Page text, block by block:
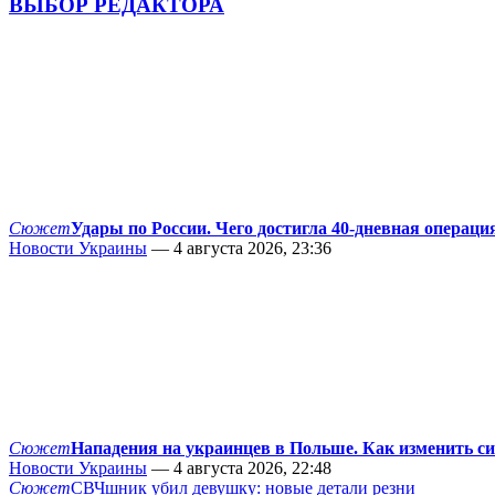
ВЫБОР РЕДАКТОРА
СюжетУдары по России. Чего достигла 40-дневная
Новости Украины — 4 августа 2026, 23:36
СюжетНападения на украинцев в Польше. Как изменить
Новости Украины — 4 августа 2026, 22:48
СюжетСВЧшник убил девушку: новые детали резни